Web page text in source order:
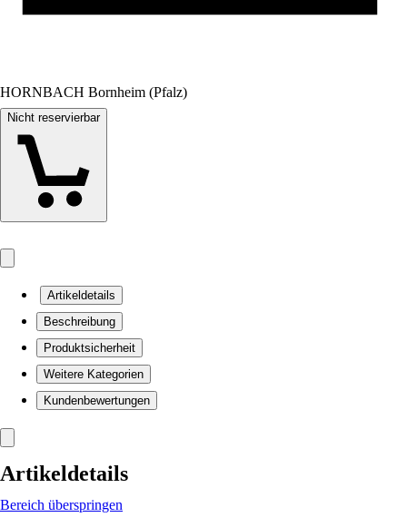
HORNBACH Bornheim (Pfalz)
Nicht reservierbar
Artikeldetails
Beschreibung
Produktsicherheit
Weitere Kategorien
Kundenbewertungen
Artikeldetails
Bereich überspringen